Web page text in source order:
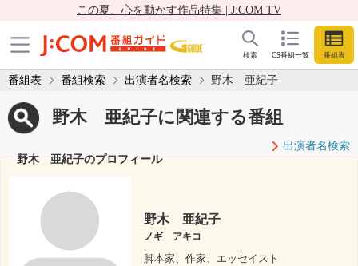
この夏、心を動かす作品特集 | J:COM TV
CS番組一覧 番組表
検索
番組表 番組検索 出演者名検索 野木 亜紀子
野木 亜紀子に関連する番組
出演者名検索
野木 亜紀子のプロフィール
野木 亜紀子
ノギ アキコ
脚本家、作家、エッセイスト